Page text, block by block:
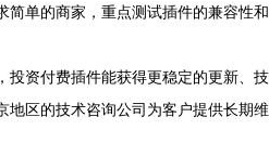
简单的商家，重点测试插件的兼容性和
投资付费插件能获得更稳定的更新、技
地区的技术咨询公司为客户提供长期维